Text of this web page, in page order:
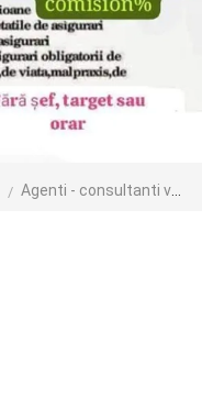
Agenti - consultanti vanzari